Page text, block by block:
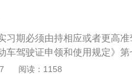
习期必须由持相应或者更高
车驾驶证申领和使用规定》
汽车、营运客车或者执行任务
阅读：1158